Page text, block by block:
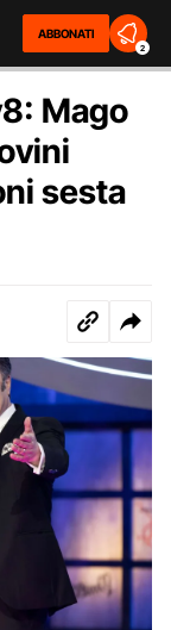
ABBONATI
2
Mago
sesta